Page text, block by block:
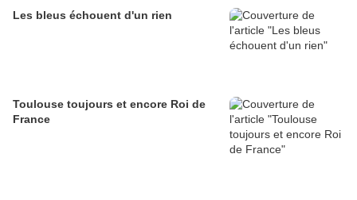
Les bleus échouent d'un rien
Toulouse toujours et encore Roi de
France